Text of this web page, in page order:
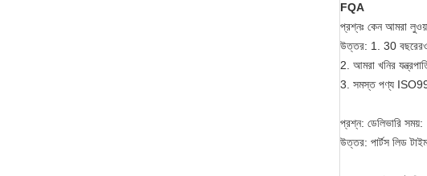
FQA
প্রশ্নঃ কেন আমরা
উত্তর: 1. 30 বছরেরও
2. আমরা খনির
3. সমস্ত পণ্য
প্রশ্ন: ডেলিভারি সময়:
উত্তর: পার্টস লিড